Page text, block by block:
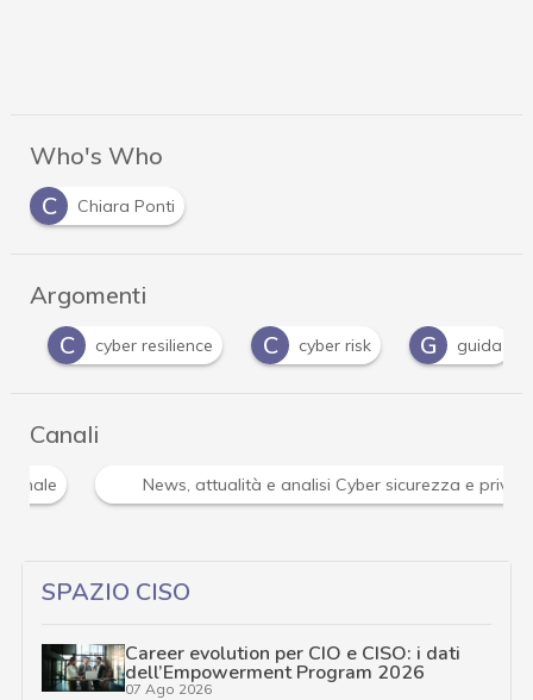
Who's Who
C
Chiara Ponti
Argomenti
C
cyber resilience C cyber risk G guida
Canali
News, attualità e analisi Cyber sicurezza e privacy
SPAZIO CISO
Career evolution per CIO e CISO: i dati
dell’Empowerment Program 2026
07 Ago 2026